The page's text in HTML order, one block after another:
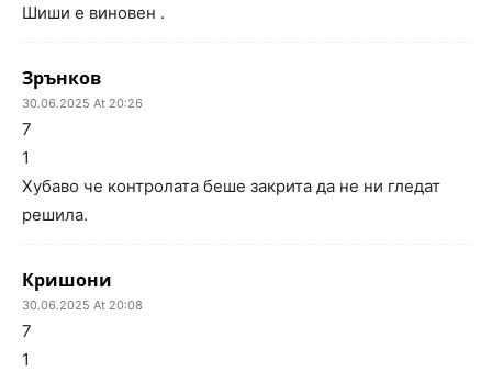
Шиши е виновен .
Зрънков
30.06.2025 At 20:26
7
1
Хубаво че контролата беше закрита да не ни гледат
решила.
Кришони
30.06.2025 At 20:08
7
1